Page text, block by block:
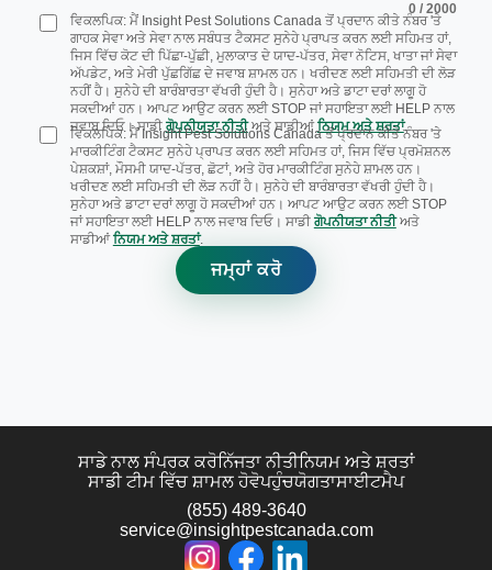
0 / 2000
ਵਿਕਲਪਿਕ: ਮੈਂ Insight Pest Solutions Canada ਤੋਂ ਪ੍ਰਦਾਨ ਕੀਤੇ ਨੰਬਰ 'ਤੇ
ਗਾਹਕ ਸੇਵਾ ਅਤੇ ਸੇਵਾ ਨਾਲ ਸਬੰਧਤ ਟੈਕਸਟ ਸੁਨੇਹੇ ਪ੍ਰਾਪਤ ਕਰਨ ਲਈ ਸਹਿਮਤ ਹਾਂ,
ਜਿਸ ਵਿੱਚ ਕੋਟ ਦੀ ਪਿੱਛਾ-ਪੁੱਛੀ, ਮੁਲਾਕਾਤ ਦੇ ਯਾਦ-ਪੱਤਰ, ਸੇਵਾ ਨੋਟਿਸ, ਖਾਤਾ ਜਾਂ ਸੇਵਾ
ਅੱਪਡੇਟ, ਅਤੇ ਮੇਰੀ ਪੁੱਛਗਿੱਛ ਦੇ ਜਵਾਬ ਸ਼ਾਮਲ ਹਨ। ਖਰੀਦਣ ਲਈ ਸਹਿਮਤੀ ਦੀ ਲੋੜ
ਨਹੀਂ ਹੈ। ਸੁਨੇਹੇ ਦੀ ਬਾਰੰਬਾਰਤਾ ਵੱਖਰੀ ਹੁੰਦੀ ਹੈ। ਸੁਨੇਹਾ ਅਤੇ ਡਾਟਾ ਦਰਾਂ ਲਾਗੂ ਹੋ
ਸਕਦੀਆਂ ਹਨ। ਆਪਟ ਆਉਟ ਕਰਨ ਲਈ STOP ਜਾਂ ਸਹਾਇਤਾ ਲਈ HELP ਨਾਲ
ਜਵਾਬ ਦਿਓ। ਸਾਡੀ ਗੋਪਨੀਯਤਾ ਨੀਤੀ ਅਤੇ ਸਾਡੀਆਂ ਨਿਯਮ ਅਤੇ ਸ਼ਰਤਾਂ.
ਵਿਕਲਪਿਕ: ਮੈਂ Insight Pest Solutions Canada ਤੋਂ ਪ੍ਰਦਾਨ ਕੀਤੇ ਨੰਬਰ 'ਤੇ
ਮਾਰਕੀਟਿੰਗ ਟੈਕਸਟ ਸੁਨੇਹੇ ਪ੍ਰਾਪਤ ਕਰਨ ਲਈ ਸਹਿਮਤ ਹਾਂ, ਜਿਸ ਵਿੱਚ ਪ੍ਰਮੋਸ਼ਨਲ
ਪੇਸ਼ਕਸ਼ਾਂ, ਮੌਸਮੀ ਯਾਦ-ਪੱਤਰ, ਛੋਟਾਂ, ਅਤੇ ਹੋਰ ਮਾਰਕੀਟਿੰਗ ਸੁਨੇਹੇ ਸ਼ਾਮਲ ਹਨ।
ਖਰੀਦਣ ਲਈ ਸਹਿਮਤੀ ਦੀ ਲੋੜ ਨਹੀਂ ਹੈ। ਸੁਨੇਹੇ ਦੀ ਬਾਰੰਬਾਰਤਾ ਵੱਖਰੀ ਹੁੰਦੀ ਹੈ।
ਸੁਨੇਹਾ ਅਤੇ ਡਾਟਾ ਦਰਾਂ ਲਾਗੂ ਹੋ ਸਕਦੀਆਂ ਹਨ। ਆਪਟ ਆਉਟ ਕਰਨ ਲਈ STOP
ਜਾਂ ਸਹਾਇਤਾ ਲਈ HELP ਨਾਲ ਜਵਾਬ ਦਿਓ। ਸਾਡੀ ਗੋਪਨੀਯਤਾ ਨੀਤੀ ਅਤੇ
ਸਾਡੀਆਂ ਨਿਯਮ ਅਤੇ ਸ਼ਰਤਾਂ.
ਜਮ੍ਹਾਂ ਕਰੋ
ਸਾਡੇ ਨਾਲ ਸੰਪਰਕ ਕਰੋਨਿੱਜਤਾ ਨੀਤੀਨਿਯਮ ਅਤੇ ਸ਼ਰਤਾਂ
ਸਾਡੀ ਟੀਮ ਵਿੱਚ ਸ਼ਾਮਲ ਹੋਵੋਪਹੁੰਚਯੋਗਤਾਸਾਈਟਮੈਪ
(855) 489-3640
service@insightpestcanada.com